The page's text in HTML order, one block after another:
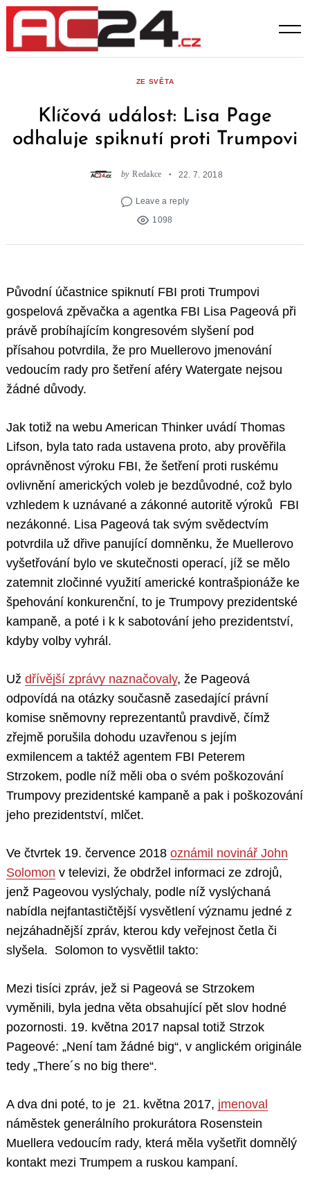
Skip
content
ZE SVĚTA
Klíčová událost: Lisa Page
odhaluje spiknutí proti Trumpovi
by Redakce 22. 7. 2018
Leave a reply
1098
Původní účastnice spiknutí FBI proti Trumpovi
gospelová zpěvačka a agentka FBI Lisa Pageová při
právě probíhajícím kongresovém slyšení pod
přísahou potvrdila, že pro Muellerovo jmenování
vedoucím rady pro šetření aféry Watergate nejsou
žádné důvody.
Jak totiž na webu American Thinker uvádí Thomas
Lifson, byla tato rada ustavena proto, aby prověřila
oprávněnost výroku FBI, že šetření proti ruskému
ovlivnění amerických voleb je bezdůvodné, což bylo
vzhledem k uznávané a zákonné autoritě výroků FBI
nezákonné. Lisa Pageová tak svým svědectvím
potvrdila už dřive panující domněnku, že Muellerovo
vyšetřování bylo ve skutečnosti operací, jíž se mělo
zatemnit zločinné využití americké kontrašpionáže ke
špehování konkurenční, to je Trumpovy prezidentské
kampaně, a poté i k k sabotování jeho prezidentství,
kdyby volby vyhrál.
Už dřívější zprávy naznačovaly, že Pageová
odpovídá na otázky současně zasedající právní
komise sněmovny reprezentantů pravdivě, čímž
zřejmě porušila dohodu uzavřenou s jejím
exmilencem a taktéž agentem FBI Peterem
Strzokem, podle níž měli oba o svém poškozování
Trumpovy prezidentské kampaně a pak i poškozování
jeho prezidentství, mlčet.
Ve čtvrtek 19. července 2018 oznámil novinář John
Solomon v televizi, že obdržel informaci ze zdrojů,
jenž Pageovou vyslýchaly, podle níž vyslýchaná
nabídla nejfantastičtější vysvětlení významu jedné z
nejzáhadnější zpráv, kterou kdy veřejnost četla či
slyšela. Solomon to vysvětlil takto:
Mezi tisíci zpráv, jež si Pageová se Strzokem
vyměnili, byla jedna věta obsahující pět slov hodné
pozornosti. 19. května 2017 napsal totiž Strzok
Pageové: „Není tam žádné big“, v anglickém originále
tedy „There´s no big there“.
A dva dni poté, to je 21. května 2017, jmenoval
náměstek generálního prokurátora Rosenstein
Muellera vedoucím rady, která měla vyšetřit domnělý
kontakt mezi Trumpem a ruskou kampaní.